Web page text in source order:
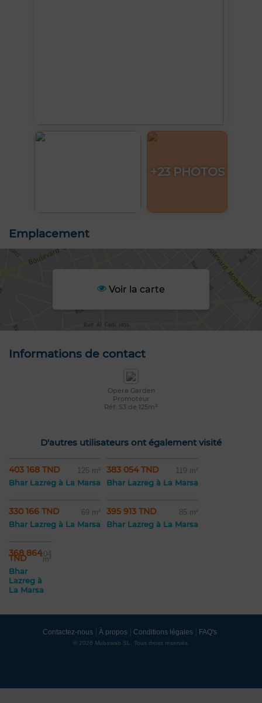
+23 PHOTOS
Emplacement
Voir la carte
Informations de contact
Opera Garden
Promoteur
Réf: S3 de 125m²
D'autres utilisateurs ont également visité
403 168 TND 125 m²
Bhar Lazreg à La Marsa
383 054 TND 119 m²
Bhar Lazreg à La Marsa
330 166 TND 69 m²
Bhar Lazreg à La Marsa
395 913 TND 85 m²
Bhar Lazreg à La Marsa
368 864
TND 104
m²
Bhar
Lazreg à
La Marsa
Contactez-nous À propos Conditions légales FAQ's
© 2026 Mubawab SL. Tous droits réservés.